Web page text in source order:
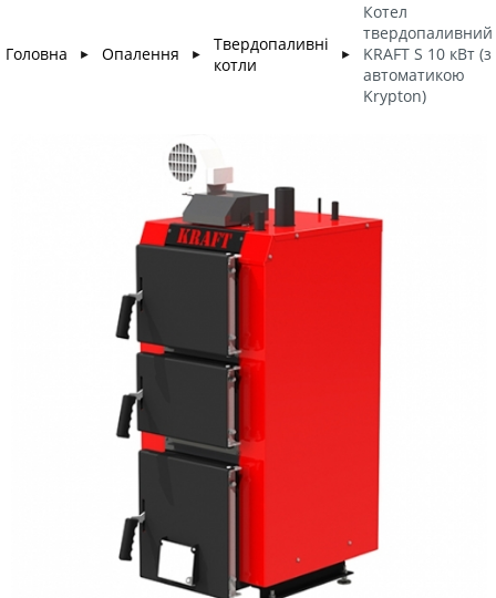
Головна ► Опалення ►
Твердопаливні
котли
►
Котел
твердопаливний
KRAFT S 10 кВт (з
автоматикою
Krypton)